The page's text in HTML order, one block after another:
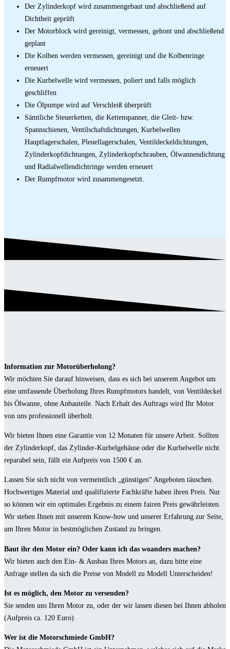
Der Zylinderkopf wird zusammengebaut und abschließend auf
Dichtheit geprüft
Der Motorblock wird gereinigt, vermessen, gehont und abschließend
geplant
Die Kolben werden vermessen, gereinigt und die Kolbenringe
erneuert
Die Kurbelwelle wird vermessen, poliert und falls möglich
geschliffen
Die Ölpumpe wird auf Verschleiß überprüft
Sämtliche Steuerketten, die Kettenspanner, die Gleit- bzw.
Spannschienen, Ventilschaftdichtungen, Kurbelwellen
Hauptlagerschalen, Pleuellagerschalen, Ventildeckeldichtungen,
Zylinderkopfdichtungen, Zylinderkopfschrauben, Ölwannendichtung
und Radialwellendichtringe werden erneuert
Der Rumpfmotor wird zusammengesetzt.
Information zur Motorüberholung?
Wir möchten Sie darauf hinweisen, dass es sich bei unserem Angebot um
eine umfassende Überholung Ihres Rumpfmotors handelt, von Ventildeckel
bis Ölwanne, ohne Anbauteile. Nach Erhalt des Auftrags wird Ihr Motor
von uns professionell überholt.
Wir bieten Ihnen eine Garantie von 12 Monaten für unsere Arbeit. Sollten
der Zylinderkopf, das Zylinder-Kurbelgehäuse oder die Kurbelwelle nicht
reparabel sein, fällt ein Aufpreis von 1500 € an.
Lassen Sie sich nicht von vermeintlich „günstigen“ Angeboten täuschen.
Hochwertiges Material und qualifizierte Fachkräfte haben ihren Preis. Nur
so können wir ein optimales Ergebnis zu einem fairen Preis gewährleisten.
Wir stehen Ihnen mit unserem Know-how und unserer Erfahrung zur Seite,
um Ihren Motor in bestmöglichen Zustand zu bringen.
Baut ihr den Motor ein? Oder kann ich das woanders machen?
Wir bieten auch den Ein- & Ausbau Ihres Motors an, dazu bitte eine
Anfrage stellen da sich die Preise von Modell zu Modell Unterscheiden!
Ist es möglich, den Motor zu versenden?
Sie senden uns Ihren Motor zu, oder der wir lassen diesen bei Ihnen abholen
(Aufpreis ca. 120 Euro)
Wer ist die Motorschmiede GmbH?